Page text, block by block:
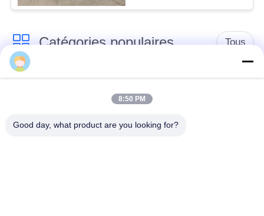
Catégories populaires Tous
Barrière défensive Barrière militaire
de bastion
sable
8:50 PM
Good day, what product are you looking for?